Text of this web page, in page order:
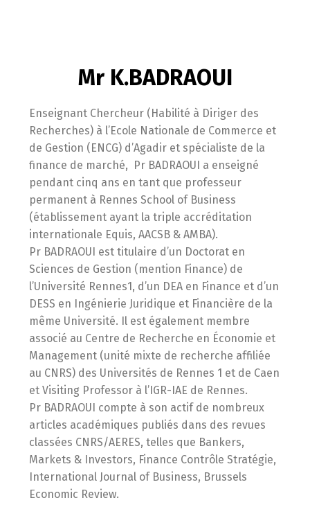
Mr K.BADRAOUI
Enseignant Chercheur (Habilité à Diriger des
Recherches) à l’Ecole Nationale de Commerce et
de Gestion (ENCG) d’Agadir et spécialiste de la
finance de marché, Pr BADRAOUI a enseigné
pendant cinq ans en tant que professeur
permanent à Rennes School of Business
(établissement ayant la triple accréditation
internationale Equis, AACSB & AMBA).
Pr BADRAOUI est titulaire d’un Doctorat en
Sciences de Gestion (mention Finance) de
l’Université Rennes1, d’un DEA en Finance et d’un
DESS en Ingénierie Juridique et Financière de la
même Université. Il est également membre
associé au Centre de Recherche en Économie et
Management (unité mixte de recherche affiliée
au CNRS) des Universités de Rennes 1 et de Caen
et Visiting Professor à l’IGR-IAE de Rennes.
Pr BADRAOUI compte à son actif de nombreux
articles académiques publiés dans des revues
classées CNRS/AERES, telles que Bankers,
Markets & Investors, Finance Contrôle Stratégie,
International Journal of Business, Brussels
Economic Review.